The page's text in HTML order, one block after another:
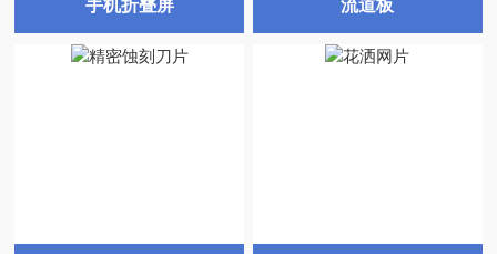
手机折叠屏 流道板